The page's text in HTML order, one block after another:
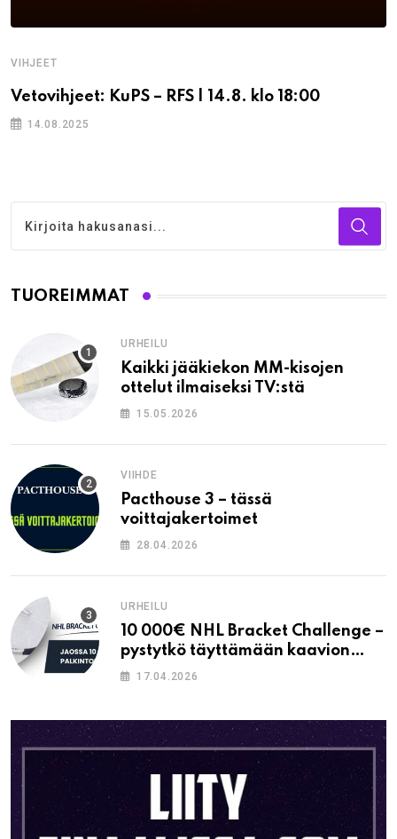
VIHJEET
Vetovihjeet: KuPS – RFS | 14.8. klo 18:00
14.08.2025
TUOREIMMAT
URHEILU
Kaikki jääkiekon MM-kisojen
ottelut ilmaiseksi TV:stä
15.05.2026
VIIHDE
Pacthouse 3 – tässä
voittajakertoimet
28.04.2026
URHEILU
10 000€ NHL Bracket Challenge –
pystytkö täyttämään kaavion
oikein?
17.04.2026